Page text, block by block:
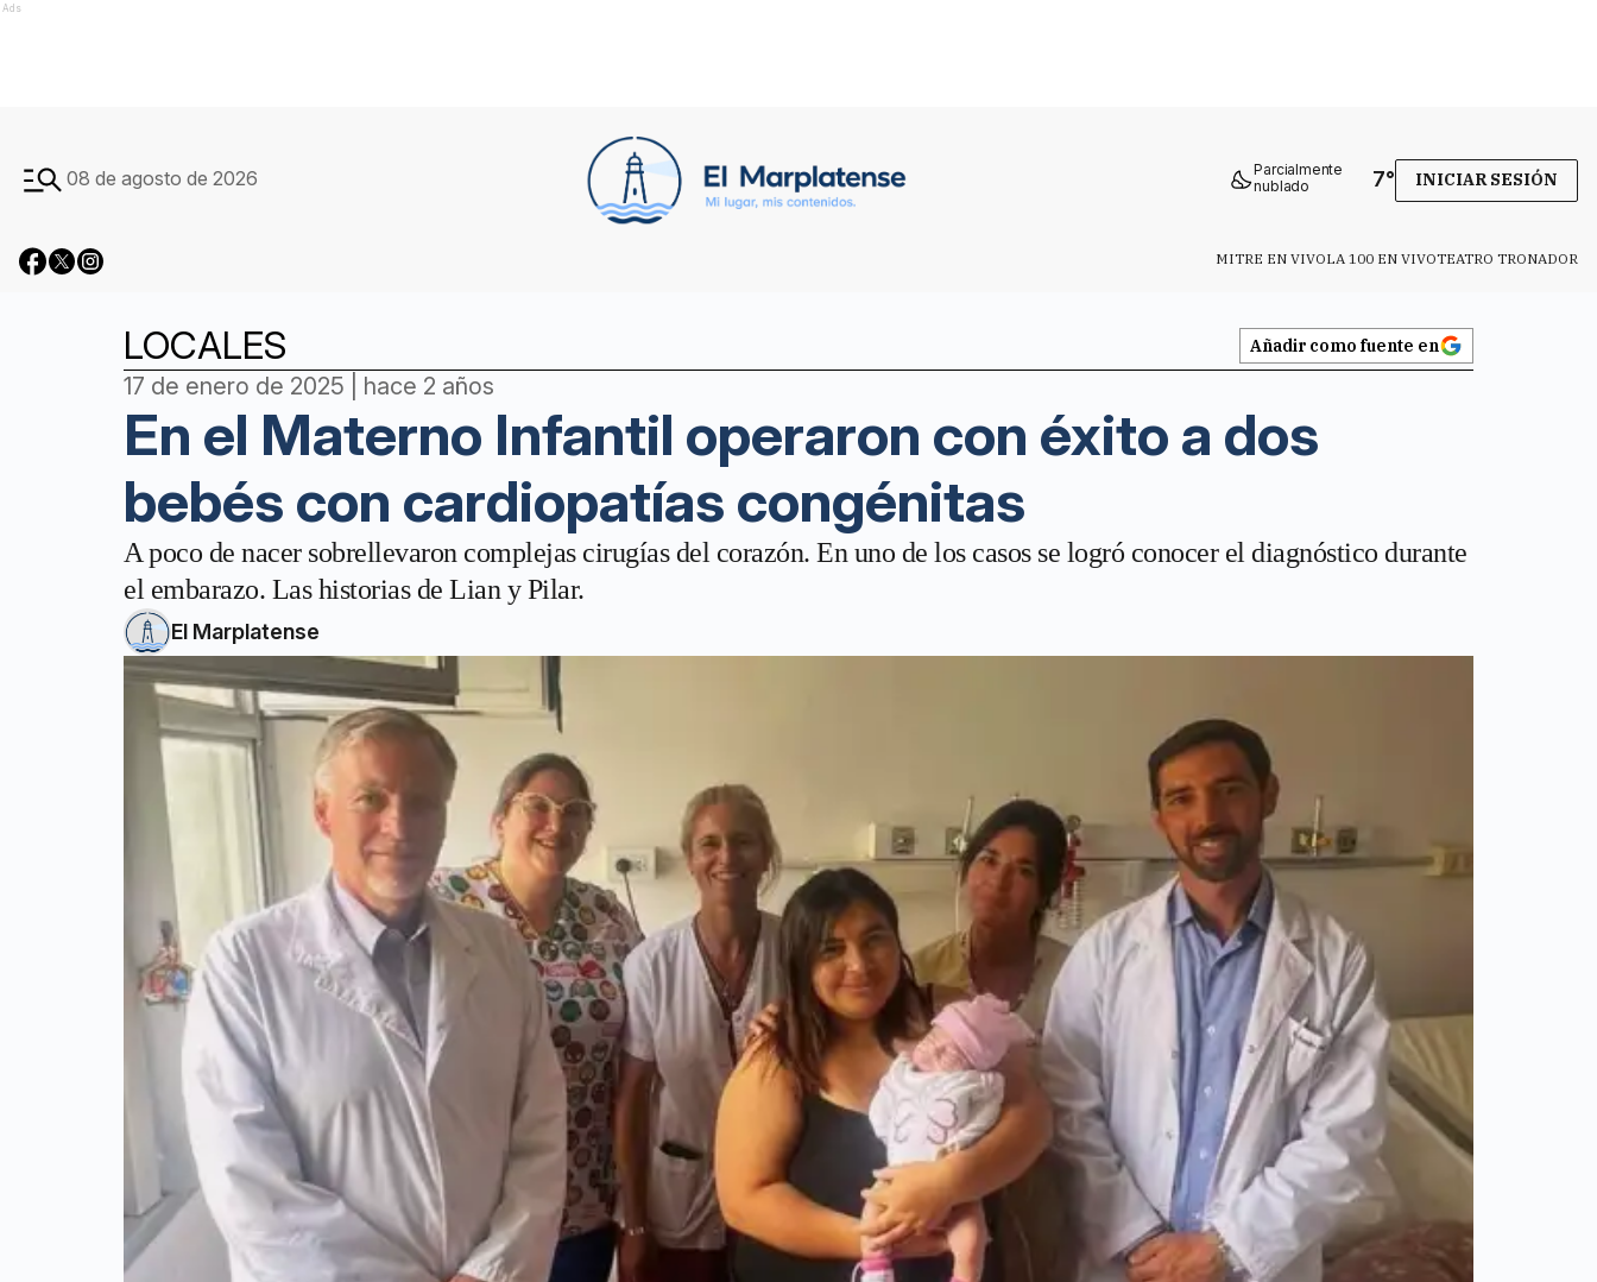
Ads
08 de agosto de 2026
Parcialmente
nublado
7° INICIAR SESIÓN
MITRE EN VIVOLA 100 EN VIVOTEATRO TRONADOR
LOCALES Añadir como fuente en
17 de enero de 2025 | hace 2 años
En el Materno Infantil operaron con éxito a dos
bebés con cardiopatías congénitas
A poco de nacer sobrellevaron complejas cirugías del corazón. En uno de los casos se logró conocer el diagnóstico durante
el embarazo. Las historias de Lian y Pilar.
El Marplatense